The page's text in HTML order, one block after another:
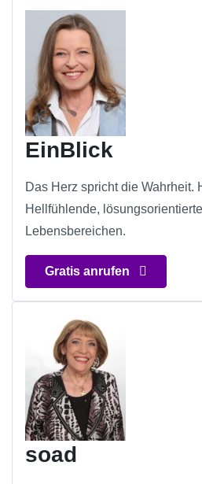
EinBlick
Das Herz spricht die Wahrheit.
Hellfühlende,
Lebensbereichen.
Gratis anrufen
soad